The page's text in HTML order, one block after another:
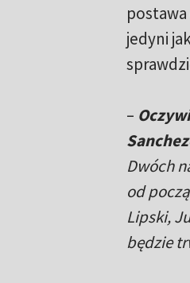
jedyni
–
Dwóch
od
Lipski,
będzie